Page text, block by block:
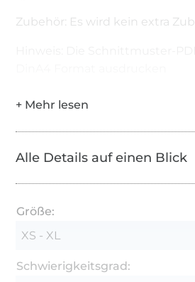
Zubehör: Es wird kein extra
Alle Details auf einen Blick
Größe:
XS - XL
Schwierigkeitsgrad: